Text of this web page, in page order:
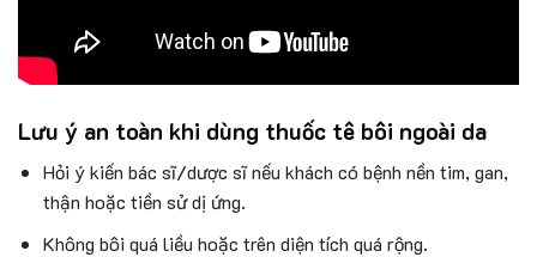
Lưu ý an toàn khi dùng thuốc tê bôi ngoài da
Hỏi ý kiến bác sĩ/dược sĩ nếu khách có bệnh nền tim, gan,
thận hoặc tiền sử dị ứng.
Không bôi quá liều hoặc trên diện tích quá rộng.